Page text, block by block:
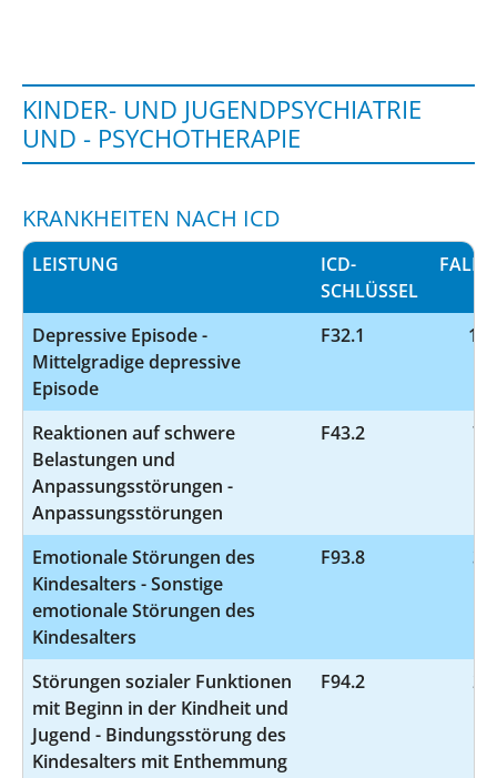
KINDER- UND JUGENDPSYCHIATRIE
UND - PSYCHOTHERAPIE
KRANKHEITEN NACH ICD
LEISTUNG
ICD-
SCHLÜSSEL
Depressive Episode -
Mittelgradige depressive
Episode
F32.1 107
Reaktionen auf schwere
Belastungen und
Anpassungsstörungen -
Anpassungsstörungen
F43.2 70
Emotionale Störungen des
Kindesalters - Sonstige
emotionale Störungen des
Kindesalters
F93.8 35
Störungen sozialer Funktionen
mit Beginn in der Kindheit und
Jugend - Bindungsstörung des
Kindesalters mit Enthemmung
F94.2 24